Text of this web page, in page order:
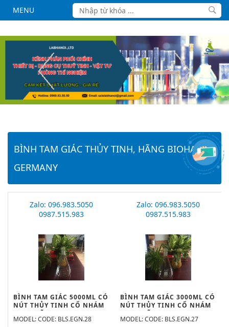
MENU
BÌNH TAM GIÁC THỦY TINH, HÃNG BIOHALL -
GERMANY
Zalo: 096.983.5050
0987.515.983
BÌNH TAM GIÁC 5000ML CÓ
NÚT THỦY TINH CỔ NHÁM
45/50 HÃNG BIOHALL-
GERMANY
MODEL: CODE: BLS.EGN.28
Zalo: 096.983.5050
0987.515.983
BÌNH TAM GIÁC 3000ML CÓ
NÚT THỦY TINH CỔ NHÁM
45/50 HÃNG BIOHALL-
GERMANY
MODEL: CODE: BLS.EGN.27